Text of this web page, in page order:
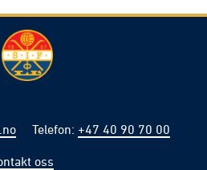
Telefon: +47 40 90 70 00
oss